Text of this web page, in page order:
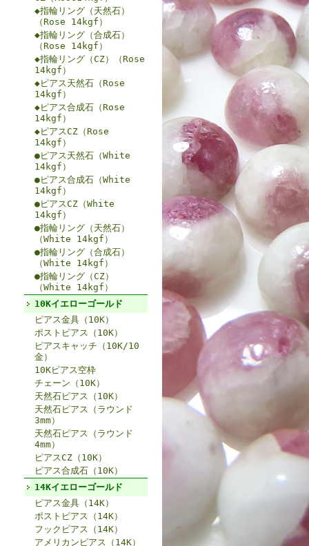
◆指輪リング（天然石）
（Rose 14kgf）
◆指輪リング（合成石）
（Rose 14kgf）
◆指輪リング（CZ）（Rose
14kgf）
◆ピアス天然石（Rose
14kgf）
◆ピアス合成石（Rose
14kgf）
◆ピアスCZ（Rose
14kgf）
●ピアス天然石（White
14kgf）
●ピアス合成石（White
14kgf）
●ピアスCZ（White
14kgf）
●指輪リング（天然石）
（White 14kgf）
●指輪リング（合成石）
（White 14kgf）
●指輪リング（CZ）
（White 14kgf）
10Kイエローゴールド
ピアス金具（10K）
ポストピアス（10K）
ピアスキャッチ（10K/10
金）
10Kピアス空枠
チェーン（10K）
天然石ピアス（10K）
天然石ピアス（ラウンド
3mm）
天然石ピアス（ラウンド
4mm）
ピアスCZ（10K）
ピアス合成石（10K）
14Kイエローゴールド
ピアス金具（14K）
ポストピアス（14K）
フックピアス（14K）
アメリカンピアス（14K）